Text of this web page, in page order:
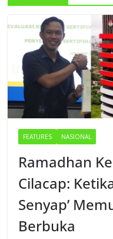
FEATURES NASIONAL
Ramadhan
Cilacap:
Senyap’
Berbuka